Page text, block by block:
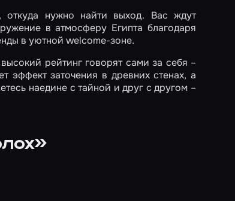
откуда нужно найти выход. Вас ждут
в атмосферу Египта благодаря
в уютной welcome-зоне.
рейтинг говорят сами за себя –
эффект заточения в древних стенах, а
наедине с тайной и друг с другом –